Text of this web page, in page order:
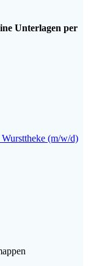
Unterlagen per
(m/w/d)